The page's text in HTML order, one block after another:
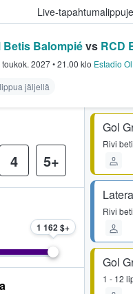
Live-
- missä fanit
Betis Balompiévs RCD
toukok. 2027•21.00 klo Estadio
jäljellä
Gol
Rivi
Rivi
Gol
1 - 12
4 5+
1 162 $